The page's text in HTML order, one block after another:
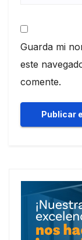
Guarda mi
este
comente.